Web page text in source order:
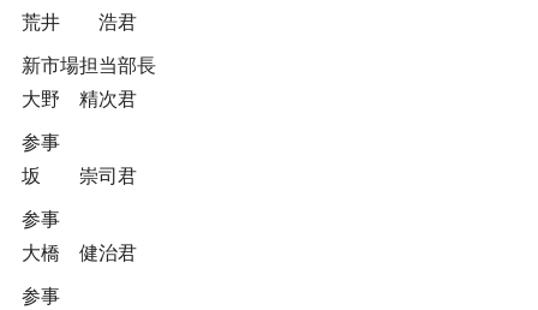
荒井 浩君
新市場担当部長
大野 精次君
参事
坂 崇司君
参事
大橋 健治君
参事